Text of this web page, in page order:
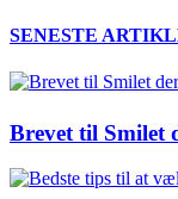
SENESTE
Brevet til Smilet